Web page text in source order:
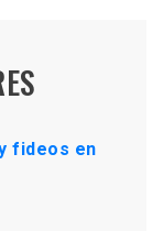
fideos en